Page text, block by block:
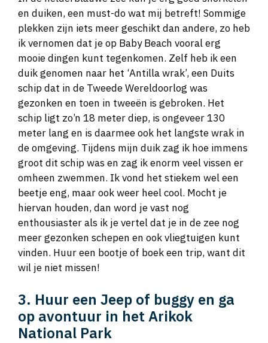
en duiken, een must-do wat mij betreft! Sommige
plekken zijn iets meer geschikt dan andere, zo heb
ik vernomen dat je op Baby Beach vooral erg
mooie dingen kunt tegenkomen. Zelf heb ik een
duik genomen naar het ‘Antilla wrak’, een Duits
schip dat in de Tweede Wereldoorlog was
gezonken en toen in tweeën is gebroken. Het
schip ligt zo’n 18 meter diep, is ongeveer 130
meter lang en is daarmee ook het langste wrak in
de omgeving. Tijdens mijn duik zag ik hoe immens
groot dit schip was en zag ik enorm veel vissen er
omheen zwemmen. Ik vond het stiekem wel een
beetje eng, maar ook weer heel cool. Mocht je
hiervan houden, dan word je vast nog
enthousiaster als ik je vertel dat je in de zee nog
meer gezonken schepen en ook vliegtuigen kunt
vinden. Huur een bootje of boek een trip, want dit
wil je niet missen!
3. Huur een Jeep of buggy en ga
op avontuur in het Arikok
National Park